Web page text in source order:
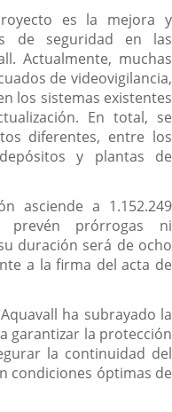
es la mejora y
de seguridad en las
Actualmente, muchas
de videovigilancia,
los sistemas existentes
En total, se
diferentes, entre los
y plantas de
asciende a 1.152.249
prórrogas ni
duración será de ocho
a la firma del acta de
ha subrayado la
garantizar la protección
la continuidad del
condiciones óptimas de